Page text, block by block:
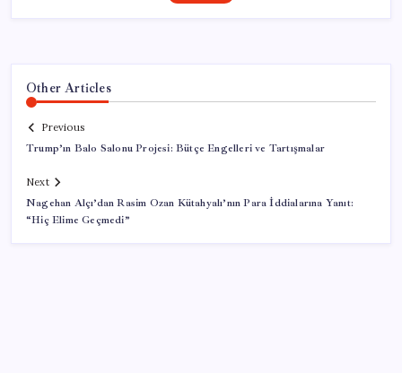
Other Articles
Previous
Trump’ın Balo Salonu Projesi: Bütçe Engelleri ve Tartışmalar
Next
Nagehan Alçı’dan Rasim Ozan Kütahyalı’nın Para İddialarına Yanıt:
“Hiç Elime Geçmedi”